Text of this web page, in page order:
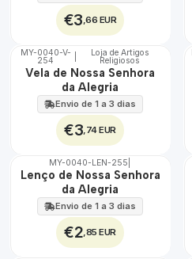
€3 ,66 EUR
🇵🇹
100%
MY-0040-V-
254
Loja de Artigos
Religiosos
Vela de Nossa Senhora
da Alegria
Envio de 1 a 3 dias
€3 ,74 EUR
🇵🇹
100%
MY-0040-LEN-255
Lenço de Nossa Senhora
da Alegria
Envio de 1 a 3 dias
€2 ,85 EUR